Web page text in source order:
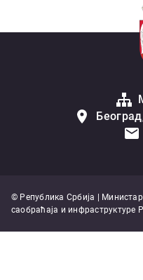
© Република Србија |
саобраћаја и инфраструктуре